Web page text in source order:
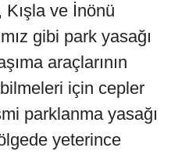
ve İnönü
gibi park yasağı
araçlarının
için cepler
parklanma yasağı
yeterince